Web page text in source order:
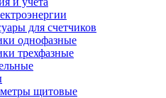
для счетчиков
однофазные
трехфазные
щитовые